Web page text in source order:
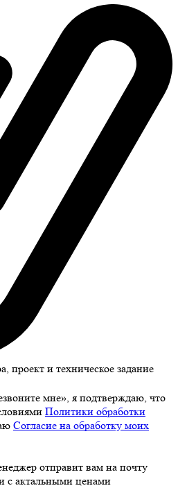
проект и техническое задание
мне», я подтверждаю, что
Политики обработки
Согласие на обработку моих
отправит вам на почту
с актальными ценами